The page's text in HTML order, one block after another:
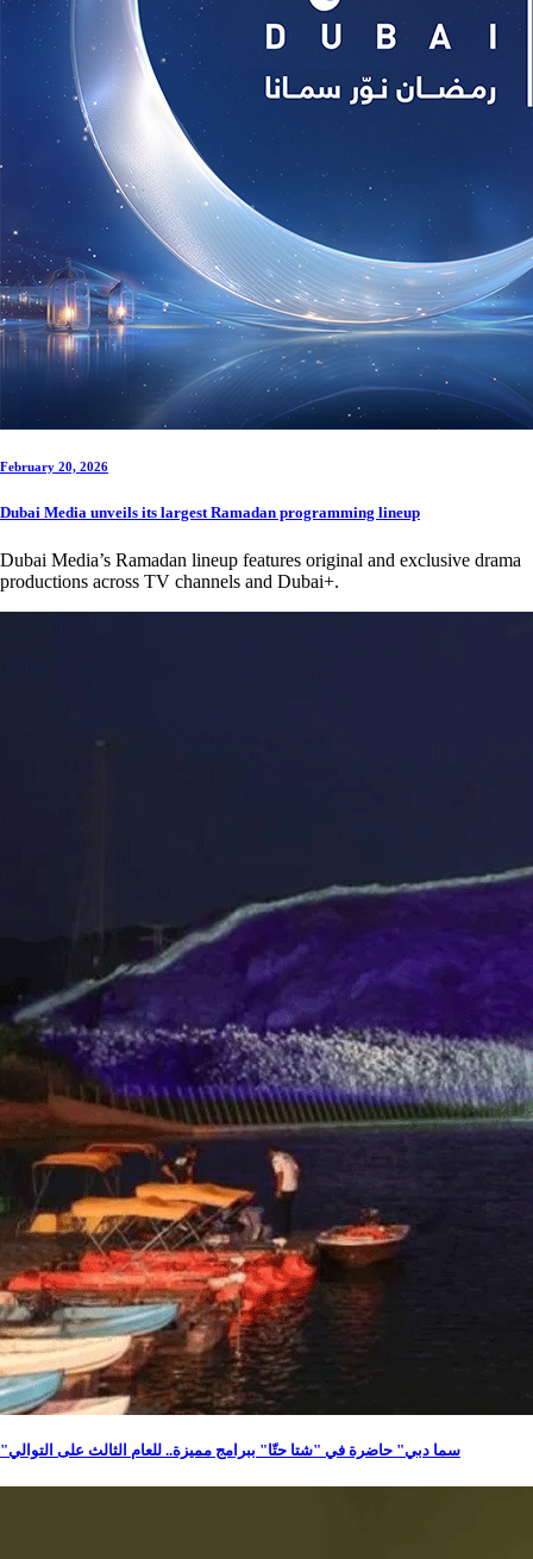
February 20, 2026
Dubai Media unveils its largest Ramadan programming lineup
Dubai Media’s Ramadan lineup features original and exclusive drama
productions across TV channels and Dubai+.
"سما دبي" حاضرة في "شتا حتّا" ببرامج مميزة.. للعام الثالث على التوالي